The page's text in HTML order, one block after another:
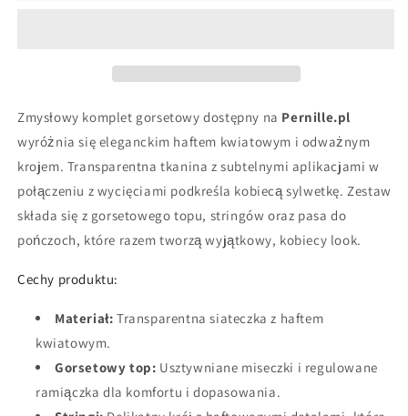
Zmysłowy komplet gorsetowy dostępny na Pernille.pl
wyróżnia się eleganckim haftem kwiatowym i odważnym
krojem. Transparentna tkanina z subtelnymi aplikacjami w
połączeniu z wycięciami podkreśla kobiecą sylwetkę. Zestaw
składa się z gorsetowego topu, stringów oraz pasa do
pończoch, które razem tworzą wyjątkowy, kobiecy look.
Cechy produktu:
Materiał: Transparentna siateczka z haftem
kwiatowym.
Gorsetowy top: Usztywniane miseczki i regulowane
ramiączka dla komfortu i dopasowania.